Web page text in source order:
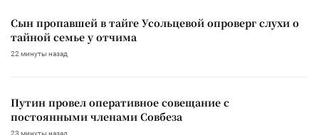
Сын пропавшей в тайге Усольцевой опроверг слухи о
тайной семье у отчима
22 минуты назад
Путин провел оперативное совещание с
постоянными членами Совбеза
23 минуты назад